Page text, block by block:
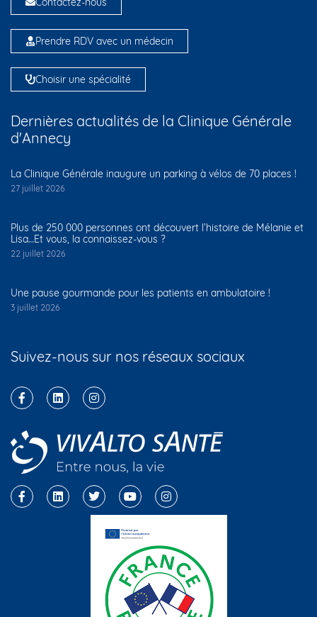
Prendre RDV avec un médecin
Choisir une spécialité
Dernières actualités de la Clinique Générale
d'Annecy
La Clinique Générale inaugure un parking à vélos de 70 places !
27 juillet 2026
Plus de 250 000 personnes ont découvert l’histoire de Mélanie et
Lisa…Et vous, la connaissez-vous ?
22 juillet 2026
Une pause gourmande pour les patients en ambulatoire !
3 juillet 2026
Suivez-nous sur nos réseaux sociaux